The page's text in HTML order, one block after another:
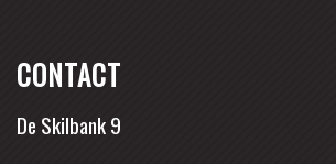
CONTACT
De Skilbank 9